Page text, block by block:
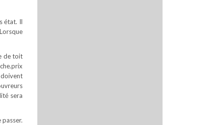
état. Il
de toit
sera